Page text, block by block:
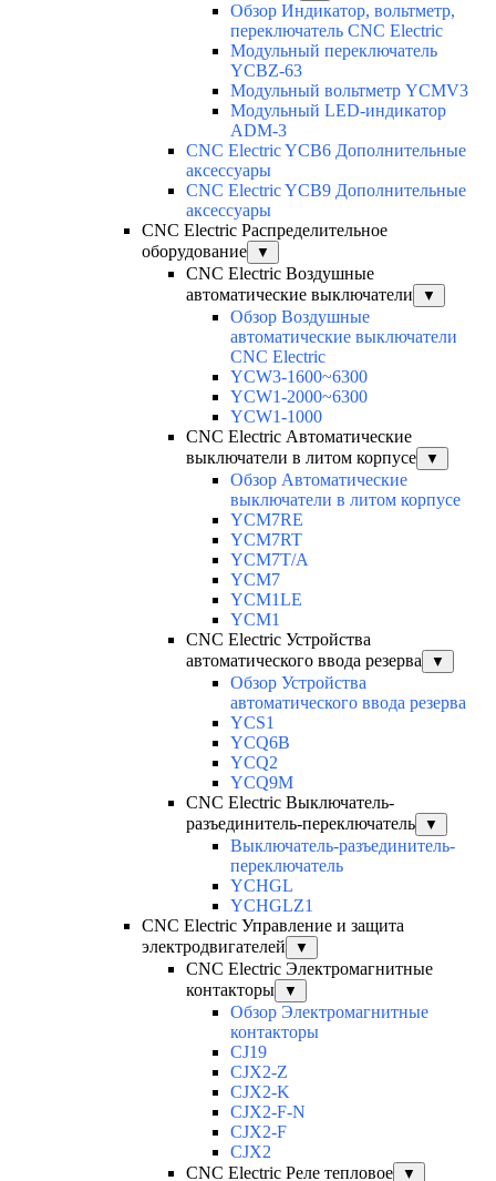
Обзор Индикатор, вольтметр,
переключатель CNC Electric
Модульный переключатель
YCBZ-63
Модульный вольтметр YCMV3
Модульный LED-индикатор
ADM-3
CNC Electric YCB6 Дополнительные
аксессуары
CNC Electric YCB9 Дополнительные
аксессуары
CNC Electric Распределительное
оборудование
▼
CNC Electric Воздушные
автоматические выключатели
▼
Обзор Воздушные
автоматические выключатели
CNC Electric
YCW3-1600~6300
YCW1-2000~6300
YCW1-1000
CNC Electric Автоматические
выключатели в литом корпусе
▼
Обзор Автоматические
выключатели в литом корпусе
YCM7RE
YCM7RT
YCM7T/A
YCM7
YCM1LE
YCM1
CNC Electric Устройства
автоматического ввода резерва
▼
Обзор Устройства
автоматического ввода резерва
YCS1
YCQ6B
YCQ2
YCQ9M
CNC Electric Выключатель-
разъединитель-переключатель
▼
Выключатель-разъединитель-
переключатель
YCHGL
YCHGLZ1
CNC Electric Управление и защита
электродвигателей
▼
CNC Electric Электромагнитные
контакторы
▼
Обзор Электромагнитные
контакторы
CJ19
CJX2-Z
CJX2-K
CJX2-F-N
CJX2-F
CJX2
CNC Electric Реле тепловое
▼